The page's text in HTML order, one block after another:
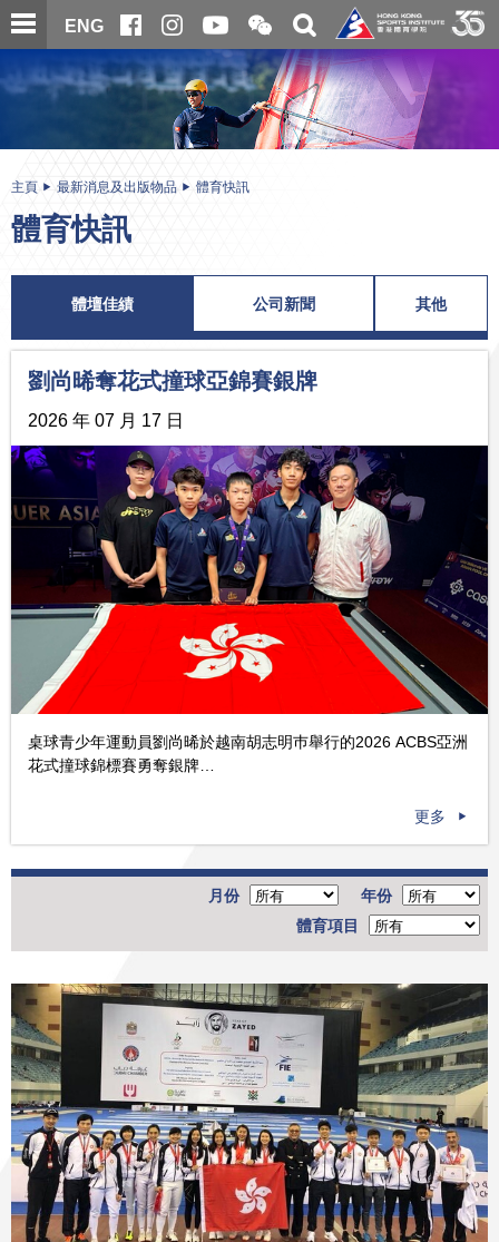
跳
至
內
ENG
開
合
微
信
二
維
碼
關
搜
尋
内
主頁 最新消息及出版物品 體育快訊
體育快訊
體壇佳績 公司新聞 其他
劉尚晞奪花式撞球亞錦賽銀牌
2026 年 07 月 17 日
桌球青少年運動員劉尚晞於越南胡志明巿舉行的2026 ACBS亞洲
花式撞球錦標賽勇奪銀牌…
更多
年份
月份
體育項目